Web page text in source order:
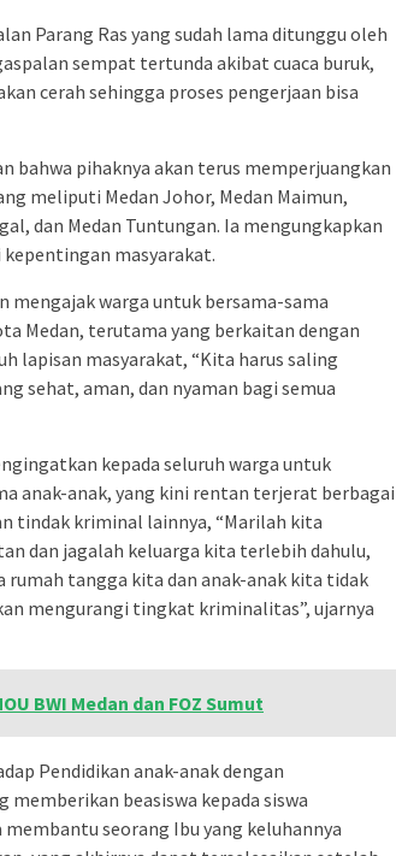
Parang Ras yang sudah lama ditunggu oleh
sempat tertunda akibat cuaca buruk,
cerah sehingga proses pengerjaan bisa
bahwa pihaknya akan terus memperjuangkan
meliputi Medan Johor, Medan Maimun,
dan Medan Tuntungan. Ia mengungkapkan
masyarakat.
mengajak warga untuk bersama-sama
Medan, terutama yang berkaitan dengan
lapisan masyarakat, “Kita harus saling
sehat, aman, dan nyaman bagi semua
kepada seluruh warga untuk
anak-anak, yang kini rentan terjerat berbagai
tindak kriminal lainnya, “Marilah kita
dan jagalah keluarga kita terlebih dahulu,
tangga kita dan anak-anak kita tidak
mengurangi tingkat kriminalitas”, ujarnya
BWI Medan dan FOZ Sumut
Pendidikan anak-anak dengan
beasiswa kepada siswa
seorang Ibu yang keluhannya